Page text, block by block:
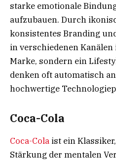
starke emotionale
aufzubauen. Durch
konsistentes Branding
in verschiedenen
Marke, sondern ein
denken oft automatisch
hochwertige
Coca-Cola
Coca-Cola ist ein
Stärkung der mentalen